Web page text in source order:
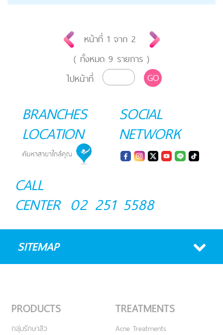
หน้าที่ 1จาก 2
( ทั้งหมด 9 รายการ )
ไปหน้าที่
GO
BRANCHES
LOCATION
SOCIAL
NETWORK
CALL
CENTER 02 251 5588
SITEMAP
PRODUCTS
กลุ่มรักษาสิว
TREATMENTS
Acne Treatments